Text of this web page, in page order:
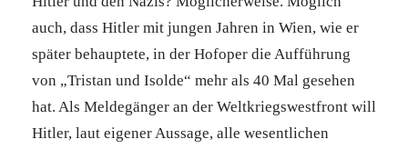
auch, dass Hitler mit jungen Jahren in Wien, wie er
später behauptete, in der Hofoper die Aufführung
von „Tristan und Isolde“ mehr als 40 Mal gesehen
hat. Als Meldegänger an der Weltkriegswestfront will
Hitler, laut eigener Aussage, alle wesentlichen